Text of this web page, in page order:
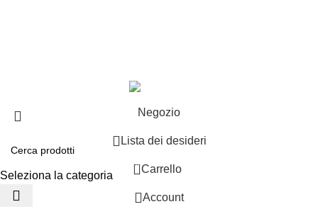
Seleziona la categoria
Negozio
Lista dei desideri
0 Carrello
Account